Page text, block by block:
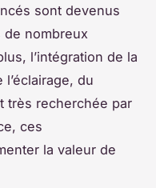
sont devenus
nombreux
l’intégration de la
du
très recherchée par
ces
la valeur de